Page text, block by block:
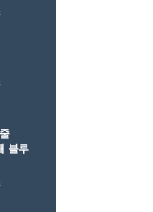
블루